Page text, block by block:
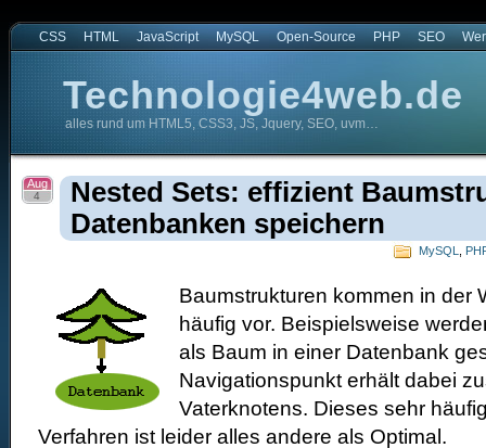
CSS HTML JavaScript MySQL Open-Source PHP SEO
Technologie4web.de
alles rund um HTML5, CSS3, JS, Jquery, SEO, uvm…
Nested Sets: effizient
Datenbanken speichern
Aug
4
MySQL
Baumstrukturen kommen in der
häufig vor. Beispielsweise
als Baum in einer Datenbank
Navigationspunkt erhält dabei
Vaterknotens. Dieses sehr
Verfahren ist leider alles andere als Optimal.